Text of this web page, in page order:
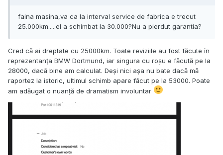
faina masina,va ca la interval service de fabrica e trecut
25.000km.....el a schimbat la 30.000?Nu a pierdut garantia?
Cred că ai dreptate cu 25000km. Toate reviziile au fost făcute în
reprezentanța BMW Dortmund, iar singura cu roșu e făcută pe la
28000, dacă bine am calculat. Deși nici așa nu bate dacă mă
raportez la istoric, ultimul schimb apare făcut pe la 53000. Poate
am adăugat o nuanță de dramatism involuntar